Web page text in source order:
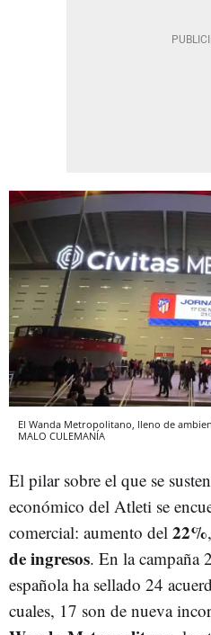
El Wanda Metropolitano, lleno de
MALO CULEMANÍA
El pilar sobre el que se
económico del Atleti se
comercial: aumento del 22%
de ingresos. En la campaña
española ha sellado 24
cuales, 17 son de nueva